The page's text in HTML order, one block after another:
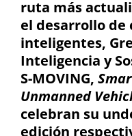
ruta más
el desarrollo de
inteligentes,
Inteligencia y
S-MOVING,
Unmanned
celebran su
edición